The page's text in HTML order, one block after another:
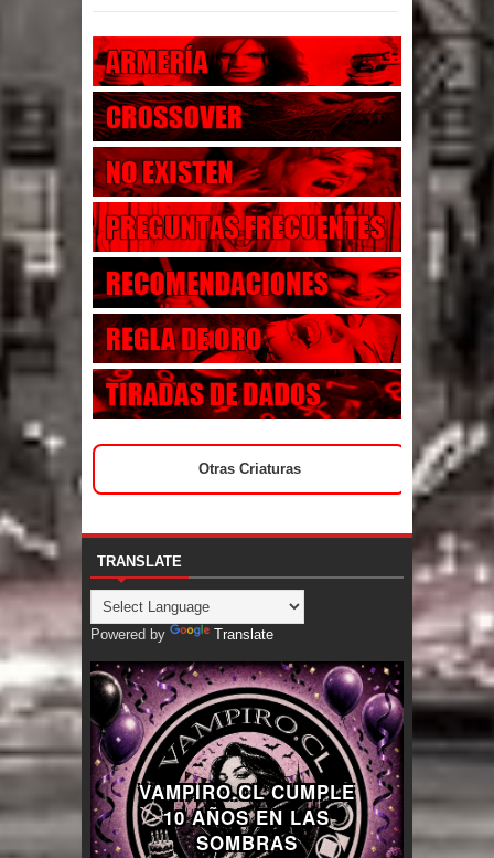
Otras Criaturas
TRANSLATE
Powered by Translate
VAMPIRO.CL CUMPLE
10 AÑOS EN LAS
SOMBRAS